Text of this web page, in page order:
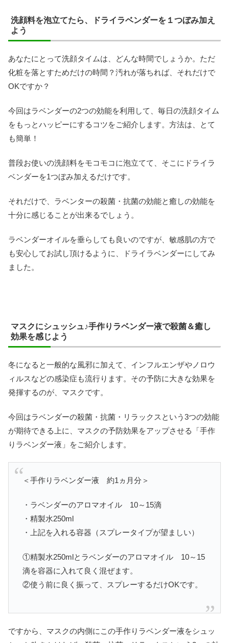
洗顔料を泡立てたら、ドライラベンダーを１つぼみ加え
よう
あなたにとって洗顔タイムは、どんな時間でしょうか。ただ
化粧を落とすためだけの時間？汚れが落ちれば、それだけで
OKですか？
今回はラベンダーの2つの効能を利用して、毎日の洗顔タイム
をもっとハッピーにするコツをご紹介します。方法は、とて
も簡単！
普段お使いの洗顔料をモコモコに泡立てて、そこにドライラ
ベンダーを1つぼみ加えるだけです。
それだけで、ラベンターの殺菌・抗菌の効能と癒しの効能を
十分に感じることが出来るでしょう。
ラベンダーオイルを垂らしても良いのですが、敏感肌の方で
も安心してお試し頂けるように、ドライラベンダーにしてみ
ました。
マスクにシュッシュ♪手作りラベンダー液で殺菌＆癒し
効果を感じよう
冬になると一般的な風邪に加えて、インフルエンザやノロウ
ィルスなどの感染症も流行ります。その予防に大きな効果を
発揮するのが、マスクです。
今回はラベンダーの殺菌・抗菌・リラックスという3つの効能
が期待できる上に、マスクの予防効果をアップさせる「手作
りラベンダー液」をご紹介します。
＜手作りラベンダー液 約1ヵ月分＞
・ラベンダーのアロマオイル 10～15滴
・精製水250ml
・上記を入れる容器（スプレータイプが望ましい）
①精製水250mlとラベンダーのアロマオイル 10～15
滴を容器に入れて良く混ぜます。
②使う前に良く振って、スプレーするだけOKです。
ですから、マスクの内側にこの手作りラベンダー液をシュッ